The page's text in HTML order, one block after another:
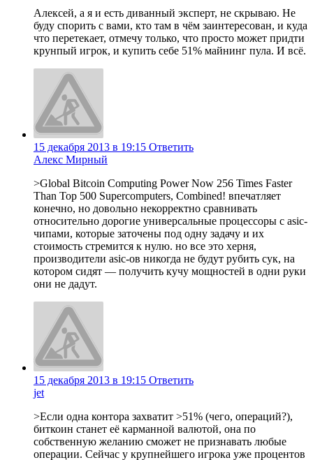
Алексей, а я и есть диванный эксперт, не скрываю. Не
буду спорить с вами, кто там в чём заинтересован, и куда
что перетекает, отмечу только, что просто может придти
крунпый игрок, и купить себе 51% майнинг пула. И всё.
15 декабря 2013 в 19:15 Ответить
Алекс Мирный
>Global Bitcoin Computing Power Now 256 Times Faster
Than Top 500 Supercomputers, Combined! впечатляет
конечно, но довольно некорректно сравнивать
относительно дорогие универсальные процессоры с asic-
чипами, которые заточены под одну задачу и их
стоимость стремится к нулю. но все это херня,
производители asic-ов никогда не будут рубить сук, на
котором сидят — получить кучу мощностей в одни руки
они не дадут.
15 декабря 2013 в 19:15 Ответить
jet
>Если одна контора захватит >51% (чего, операций?),
биткоин станет её карманной валютой, она по
собственную желанию сможет не признавать любые
операции. Сейчас у крупнейшего игрока уже процентов